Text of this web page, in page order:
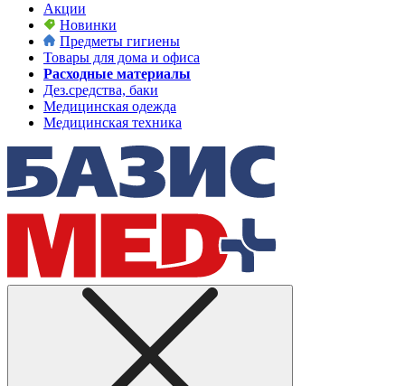
Акции
Новинки
Предметы гигиены
Товары для дома и офиса
Расходные материалы
Дез.средства, баки
Медицинская одежда
Медицинская техника